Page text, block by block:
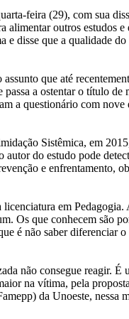
feira (29), com sua
outros estudos e
e disse que a qualidade
que até
a ostentar o título de
a questionário com nove
Sistêmica, em
do estudo pode
e enfrentamento,
em
Os que conhecem são
é não saber diferenciar
não consegue reagir. É
na vítima, pela
da Unoeste, nessa